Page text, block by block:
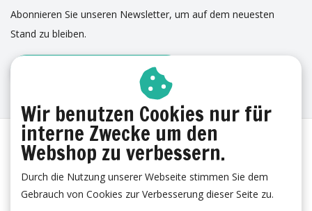
Abonnieren Sie unseren Newsletter, um auf dem neuesten
Stand zu bleiben.
ANMELDUNG ZUM NEWSLETTER
Wir benutzen Cookies nur für
interne Zwecke um den
Webshop zu verbessern.
Durch die Nutzung unserer Webseite stimmen Sie dem
Gebrauch von Cookies zur Verbesserung dieser Seite zu.